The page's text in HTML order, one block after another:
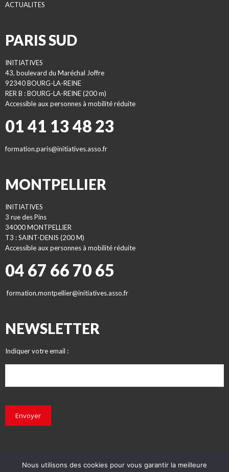
ACTUALITES
PARIS SUD
INITIATIVES
43, boulevard du Maréchal Joffre
92340 BOURG-LA-REINE
RER B : BOURG-LA-REINE (200 m)
Accessible aux personnes à mobilité réduite
01 41 13 48 23
formation.paris@initiatives.asso.fr
MONTPELLIER
INITIATIVES
3 rue des Pins
34000 MONTPELLIER
T3 : SAINT-DENIS (200 M)
Accessible aux personnes à mobilité réduite
04 67 66 70 65
formation.montpellier@initiatives.asso.fr
NEWSLETTER
Indiquer votre email :
Envoyer
Nous utilisons des cookies pour vous garantir la meilleure